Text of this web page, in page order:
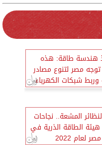
هندسة طاقة: هذه
مصر لتنوع مصادر
وربط شبكات الكهرباء
المشعة.. نجاحات
هيئة الطاقة الذرية في
مصر لعام 2022